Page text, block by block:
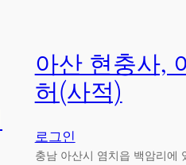
아산 현충사,
허(사적)
로그인
충남 아산시 염치읍 백암리에